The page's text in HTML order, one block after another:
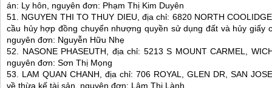
án: Ly hôn, nguyên đơn: Phạm Thị Kim Duyên
51. NGUYEN THI TO THUY DIEU, địa chỉ: 6820 NORTH
cầu hủy hợp đồng chuyển nhượng quyền sử dụng đất và hủy giấy
nguyên đơn: Nguyễn Hữu Nhẹ
52. NASONE PHASEUTH, địa chỉ: 5213 S MOUNT CARMEL,
nguyên đơn: Sơn Thị Mọng
53. LAM QUAN CHANH, địa chỉ: 706 ROYAL, GLEN DR, SAN
về thừa kế tài sản, nguyên đơn: Lâm Thị Lành